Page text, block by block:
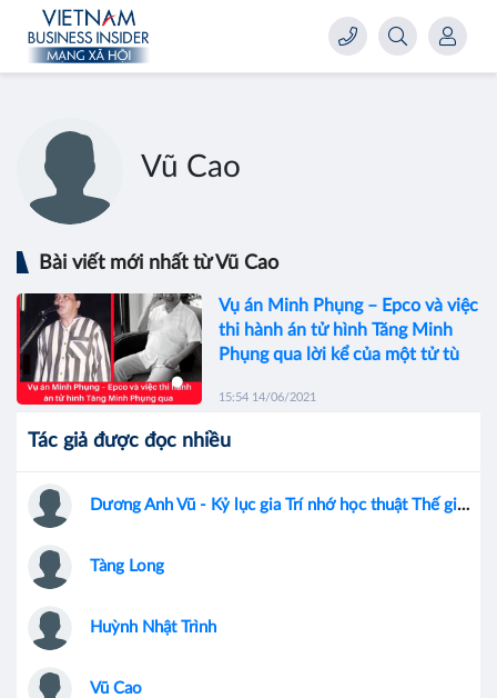
Vũ Cao
Bài viết mới nhất từ Vũ Cao
Vụ án Minh Phụng – Epco và việc
thi hành án tử hình Tăng Minh
Phụng qua lời kể của một tử tù
15:54 14/06/2021
Tác giả được đọc nhiều
Dương Anh Vũ - Kỷ lục gia Trí nhớ học thuật Thế giới
Tàng Long
Huỳnh Nhật Trình
Vũ Cao